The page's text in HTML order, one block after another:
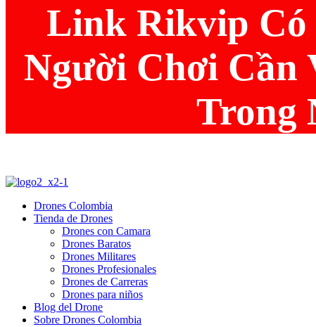
Link Rikvip
Người Chơi Cần
Trong
Drones Colombia
Tienda de Drones
Drones con Camara
Drones Baratos
Drones Militares
Drones Profesionales
Drones de Carreras
Drones para niños
Blog del Drone
Sobre Drones Colombia